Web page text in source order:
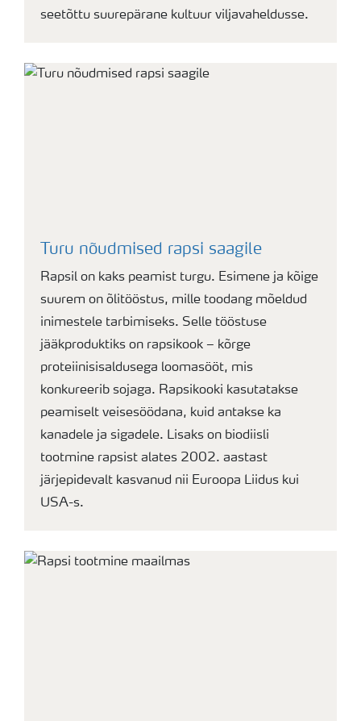
seetõttu suurepärane kultuur viljavaheldusse.
Turu nõudmised rapsi saagile
Rapsil on kaks peamist turgu. Esimene ja kõige
suurem on õlitööstus, mille toodang mõeldud
inimestele tarbimiseks. Selle tööstuse
jääkproduktiks on rapsikook – kõrge
proteiinisisaldusega loomasööt, mis
konkureerib sojaga. Rapsikooki kasutatakse
peamiselt veisesöödana, kuid antakse ka
kanadele ja sigadele. Lisaks on biodiisli
tootmine rapsist alates 2002. aastast
järjepidevalt kasvanud nii Euroopa Liidus kui
USA-s.